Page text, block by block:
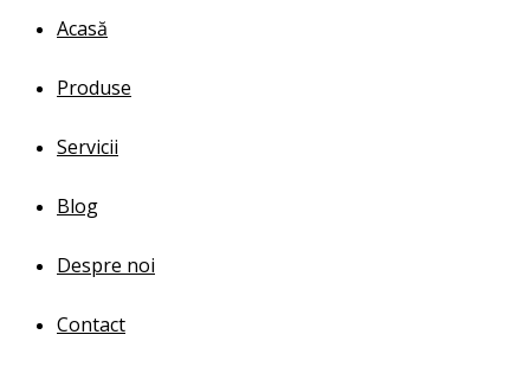
Acasă
Produse
Servicii
Blog
Despre noi
Contact